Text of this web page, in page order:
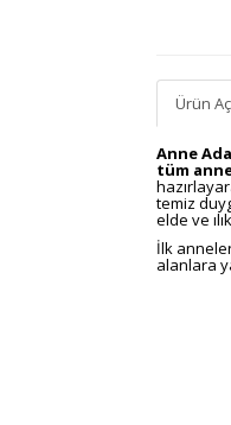
Ürün
Anne
tüm
temiz
elde ve
İlk
alanlara